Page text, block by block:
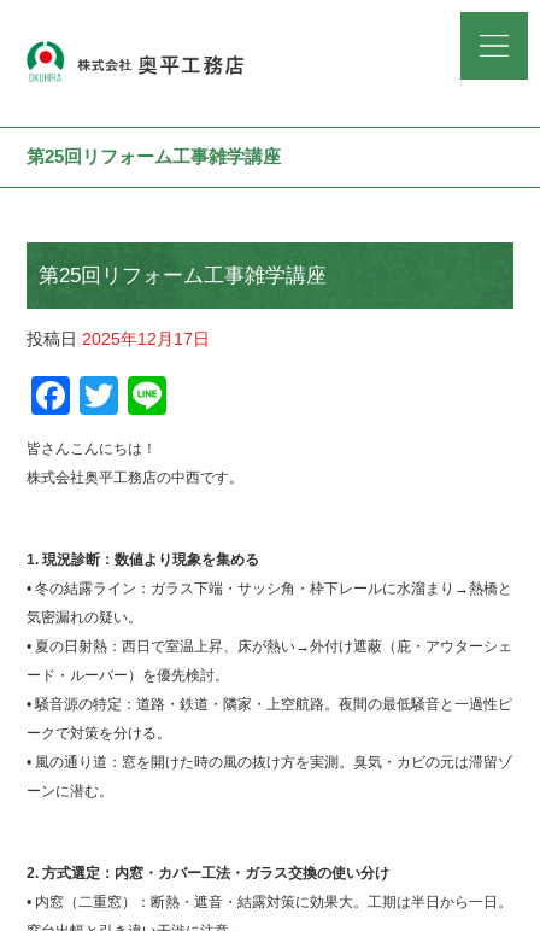
第25回リフォーム工事雑学講座
第25回リフォーム工事雑学講座
投稿日 2025年12月17日
F
a
c
b
o
o
k
T
wi
tt
e
皆さんこんにちは！
株式会社奥平工務店の中西です。
1. 現況診断：数値より現象を集める
• 冬の結露ライン：ガラス下端・サッシ角・枠下レールに水溜まり→熱橋と
気密漏れの疑い。
• 夏の日射熱：西日で室温上昇、床が熱い→外付け遮蔽（庇・アウターシェ
ード・ルーバー）を優先検討。
• 騒音源の特定：道路・鉄道・隣家・上空航路。夜間の最低騒音と一過性ピ
ークで対策を分ける。
• 風の通り道：窓を開けた時の風の抜け方を実測。臭気・カビの元は滞留ゾ
ーンに潜む。
2. 方式選定：内窓・カバー工法・ガラス交換の使い分け
• 内窓（二重窓）：断熱・遮音・結露対策に効果大。工期は半日から一日。